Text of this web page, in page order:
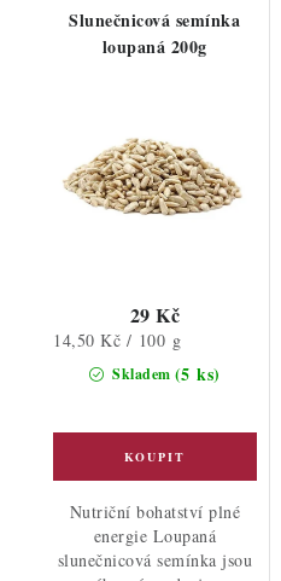
Slunečnicová semínka
loupaná 200g
Skladem (5 ks)
29 Kč
Měrná
14,50 Kč / 100 g
Nutriční bohatství plné
energie Loupaná
slunečnicová semínka jsou